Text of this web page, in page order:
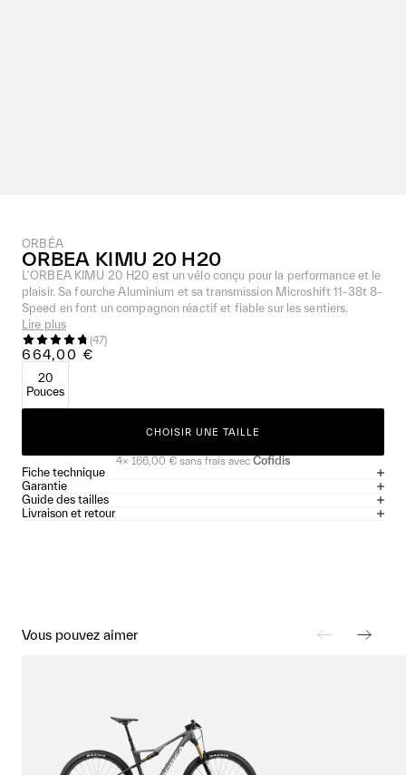
ORBÉA
ORBEA KIMU 20 H20
L'ORBEA KIMU 20 H20 est un vélo conçu pour la performance et le
plaisir. Sa fourche Aluminium et sa transmission Microshift 11-38t 8-
Speed en font un compagnon réactif et fiable sur les sentiers.
Lire plus
(47)
664,00 €
20
Pouces
CHOISIR UNE TAILLE
4× 166,00 €sans frais avec Cofidis
Fiche technique
Garantie
Guide des tailles
Livraison et retour
Vous pouvez aimer